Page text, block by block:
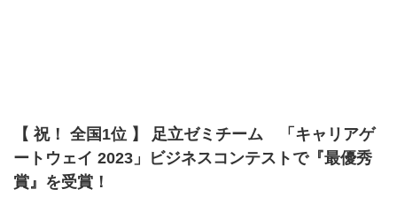
【 祝！ 全国1位 】 足立ゼミチーム 「キャリアゲ
ートウェイ 2023」ビジネスコンテストで『最優秀
賞』を受賞！